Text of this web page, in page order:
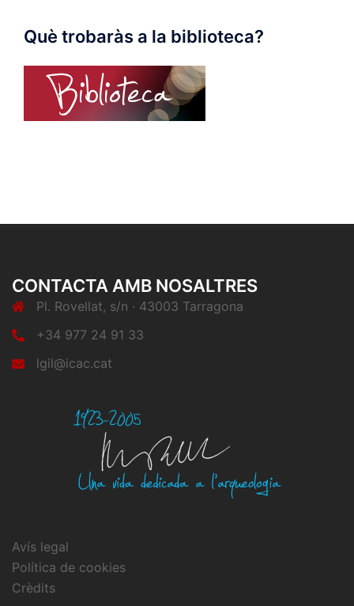
Què trobaràs a la biblioteca?
CONTACTA AMB NOSALTRES
Pl. Rovellat, s/n · 43003 Tarragona
+34 977 24 91 33
lgil@icac.cat
Avís legal
Política de cookies
Crèdits